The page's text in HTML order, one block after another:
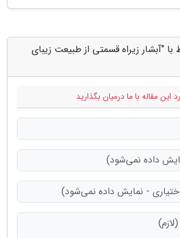
با "آبشار زیراه قسمتی از طبیعت زیبای
این مقاله با ما درمیان بگذارید